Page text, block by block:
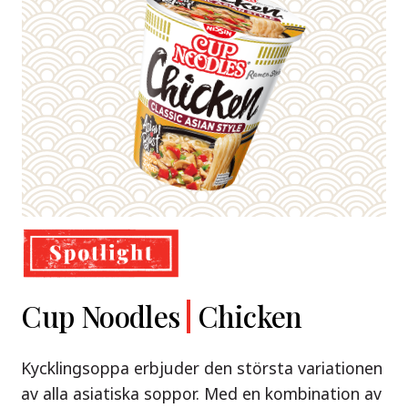
Nissin
Premium
Shoyu Yuzu,
& Tonkotsu
Cup Noodles Chicken
Kycklingsoppa erbjuder den största variationen
av alla asiatiska soppor. Med en kombination av
Demae
Beef
Nissin Demae Ramen Beef – en söt och syrlig